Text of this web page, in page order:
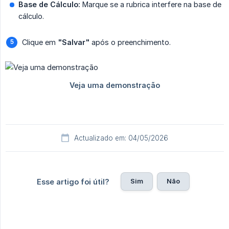
Base de Cálculo: Marque se a rubrica interfere na base de
cálculo.
Clique em "Salvar" após o preenchimento.
Actualizado em: 04/05/2026
Esse artigo foi útil? Sim Não